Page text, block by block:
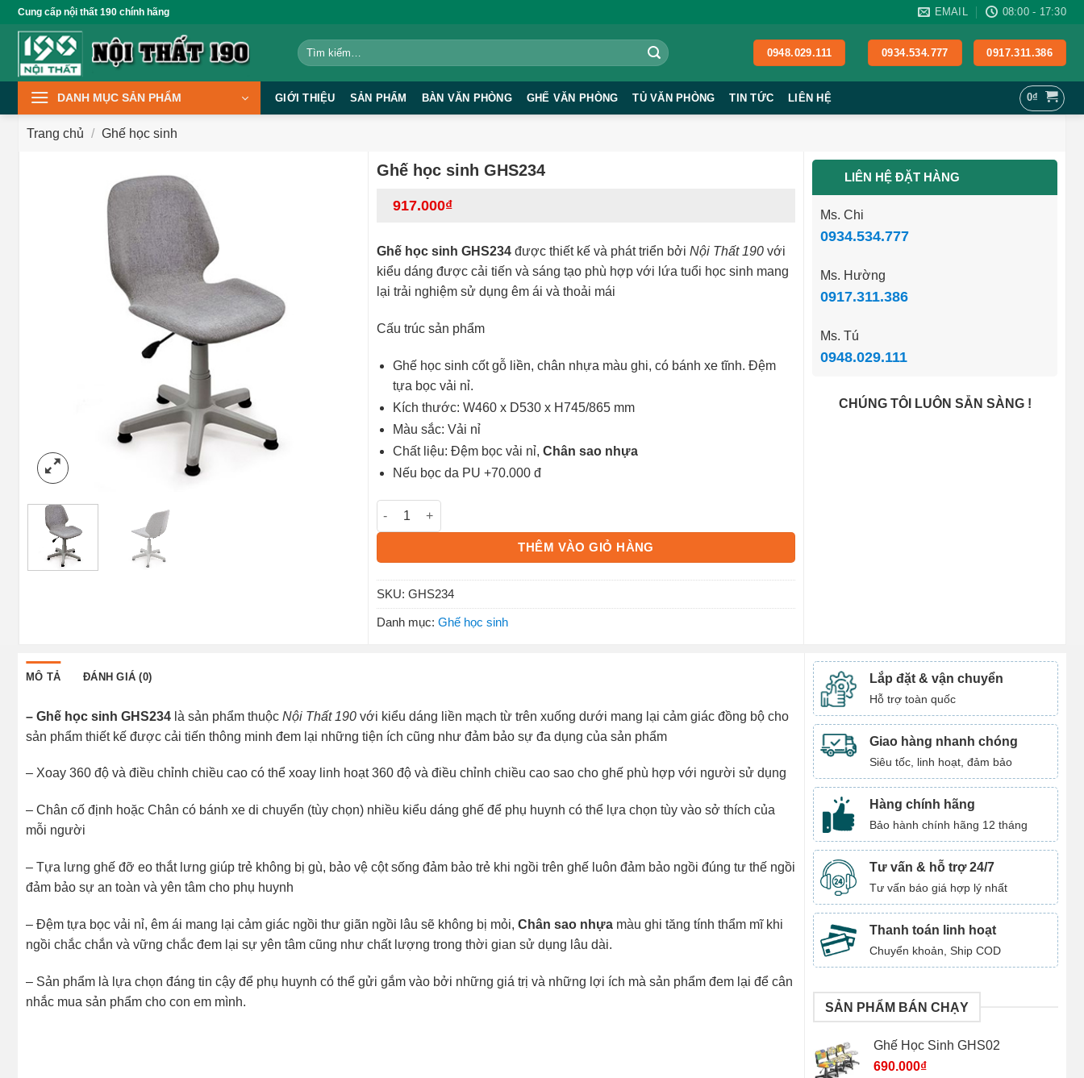
qua
dung
Cung cấp nội thất 190 chính hãng EMAIL 08:00 - 17:30
Tìm
kiếm:
0948.029.111 0934.534.777 0917.311.386
DANH MỤC SẢN PHẨM GIỚI THIỆU SẢN PHẨM BÀN VĂN PHÒNG GHẾ VĂN PHÒNG TỦ VĂN PHÒNG TIN TỨC LIÊN HỆ 0₫
Trang chủ / Ghế học sinh
Ghế học sinh GHS234
917.000₫
Ghế học sinh GHS234được thiết kế và phát triển bởi Nội Thất 190với
kiểu dáng được cải tiến và sáng tạo phù hợp với lứa tuổi học sinh mang
lại trải nghiệm sử dụng êm ái và thoải mái
Cấu trúc sản phẩm
Ghế học sinh cốt gỗ liền, chân nhựa màu ghi, có bánh xe tĩnh. Đệm
tựa bọc vải nỉ.
Kích thước: W460 x D530 x H745/865 mm
Màu sắc: Vải nỉ
Chất liệu: Đệm bọc vải nỉ,Chân sao nhựa
Nếu bọc da PU +70.000 đ
Ghế học sinh GHS234 số lượng
THÊM VÀO GIỎ HÀNG
SKU: GHS234
Danh mục: Ghế học sinh
LIÊN HỆ ĐẶT HÀNG
Ms. Chi
0934.534.777
Ms. Hường
0917.311.386
Ms. Tú
0948.029.111
CHÚNG TÔI LUÔN SẴN SÀNG !
MÔ TẢ ĐÁNH GIÁ (0)
– Ghế học sinh GHS234 là sản phẩm thuộc Nội Thất 190 với kiểu dáng liền mạch từ trên xuống dưới mang lại cảm giác đồng bộ cho
sản phẩm thiết kế được cải tiến thông minh đem lại những tiện ích cũng như đảm bảo sự đa dụng của sản phẩm
– Xoay 360 độ và điều chỉnh chiều cao có thể xoay linh hoạt 360 độ và điều chỉnh chiều cao sao cho ghế phù hợp với người sử dụng
– Chân cố định hoặc Chân có bánh xe di chuyển (tùy chọn) nhiều kiểu dáng ghế để phụ huynh có thể lựa chọn tùy vào sở thích của
mỗi người
– Tựa lưng ghế đỡ eo thắt lưng giúp trẻ không bị gù, bảo vệ cột sống đảm bảo trẻ khi ngồi trên ghế luôn đảm bảo ngồi đúng tư thế ngồi
đảm bảo sự an toàn và yên tâm cho phụ huynh
– Đệm tựa bọc vải nỉ, êm ái mang lại cảm giác ngồi thư giãn ngồi lâu sẽ không bị mỏi, Chân sao nhựa màu ghi tăng tính thẩm mĩ khi
ngồi chắc chắn và vững chắc đem lại sự yên tâm cũng như chất lượng trong thời gian sử dụng lâu dài.
– Sản phẩm là lựa chọn đáng tin cậy để phụ huynh có thể gửi gắm vào bởi những giá trị và những lợi ích mà sản phẩm đem lại để cân
nhắc mua sản phẩm cho con em mình.
Lắp đặt & vận chuyển
Hỗ trợ toàn quốc
Giao hàng nhanh chóng
Siêu tốc, linh hoạt, đảm bảo
Hàng chính hãng
Bảo hành chính hãng 12 tháng
Tư vấn & hỗ trợ 24/7
Tư vấn báo giá hợp lý nhất
Thanh toán linh hoạt
Chuyển khoản, Ship COD
SẢN PHẨM BÁN CHẠY
Ghế Học Sinh GHS02
690.000₫